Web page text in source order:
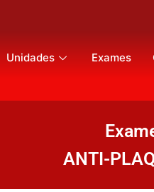
Unidades Exames
ANTI-